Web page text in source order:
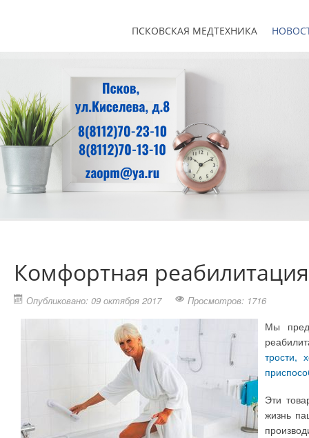
ПСКОВСКАЯ МЕДТЕХНИКА
Комфортная реабилитация
Опубликовано: 09 октября 2017 Просмотров: 1716
Мы
трости,
Эти
жизнь